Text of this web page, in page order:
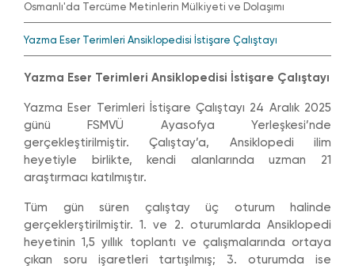
Osmanlı'da Tercüme Metinlerin Mülkiyeti ve Dolaşımı
Yazma Eser Terimleri Ansiklopedisi İstişare Çalıştayı
Yazma Eser Terimleri Ansiklopedisi İstişare Çalıştayı
Yazma Eser Terimleri İstişare Çalıştayı 24 Aralık 2025
günü FSMVÜ Ayasofya Yerleşkesi’nde
gerçekleştirilmiştir. Çalıştay’a, Ansiklopedi ilim
heyetiyle birlikte, kendi alanlarında uzman 21
araştırmacı katılmıştır.
Tüm gün süren çalıştay üç oturum halinde
gerçeklerştirilmiştir. 1. ve 2. oturumlarda Ansiklopedi
heyetinin 1,5 yıllık toplantı ve çalışmalarında ortaya
çıkan soru işaretleri tartışılmış; 3. oturumda ise